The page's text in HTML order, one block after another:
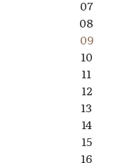
07
08
09
10
11
12
13
14
15
16